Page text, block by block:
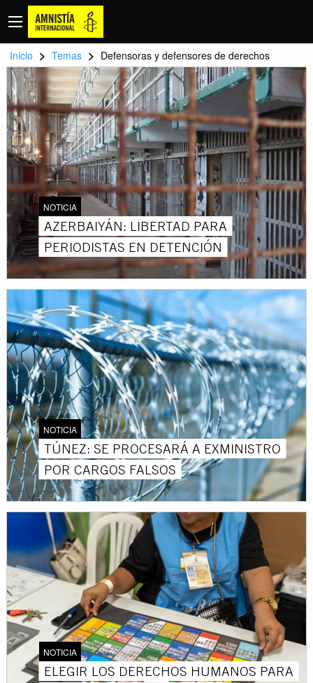
Inicio > Temas > Defensoras y defensores de derechos
NOTICIA
AZERBAIYÁN: LIBERTAD PARA
PERIODISTAS EN DETENCIÓN
NOTICIA
TÚNEZ: SE PROCESARÁ A EXMINISTRO
POR CARGOS FALSOS
NOTICIA
ELEGIR LOS DERECHOS HUMANOS PARA